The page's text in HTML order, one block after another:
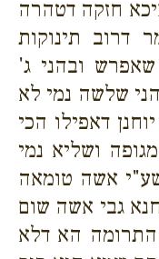
חזקה דטהרה
דרוב תינוקות
שאפרש ובהני ג'
שלשה נמי לא
דאפילו הכי
ושליא נמי
אשה טומאה
גבי אשה שום
התרומה הא דלא